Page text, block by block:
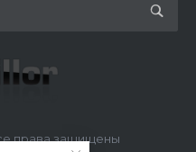
права защищены